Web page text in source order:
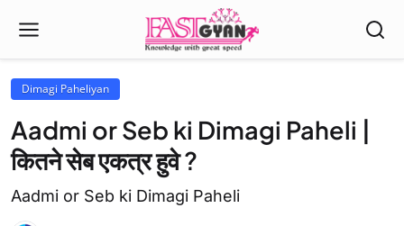
Dimagi Paheliyan
Aadmi or Seb ki Dimagi Paheli |
कितने सेब एकत्र हुवे ?
Aadmi or Seb ki Dimagi Paheli